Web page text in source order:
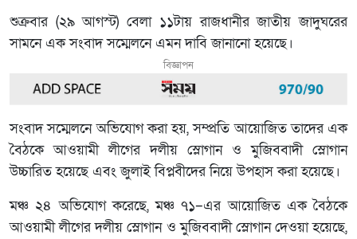
শুক্রবার (২৯ আগস্ট) বেলা ১১টায় রাজধানীর জাতীয় জাদুঘরের
সামনে এক সংবাদ সম্মেলনে এমন দাবি জানানো হয়েছে।
বিজ্ঞাপন
সংবাদ সম্মেলনে অভিযোগ করা হয়, সম্প্রতি আয়োজিত তাদের এক
বৈঠকে আওয়ামী লীগের দলীয় স্লোগান ও মুজিববাদী স্লোগান
উচ্চারিত হয়েছে এবং জুলাই বিপ্লবীদের নিয়ে উপহাস করা হয়েছে।
মঞ্চ ২৪ অভিযোগ করেছে, মঞ্চ ৭১–এর আয়োজিত এক বৈঠকে
আওয়ামী লীগের দলীয় স্লোগান ও মুজিববাদী স্লোগান দেওয়া হয়েছে,